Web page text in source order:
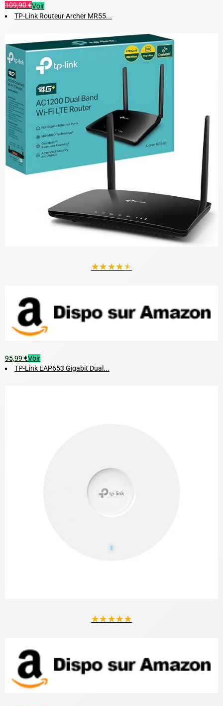
109,90 €Voir
TP-Link Routeur Archer MR55...
★★★★★
95,99 €Voir
TP-Link EAP653 Gigabit Dual...
★★★★★